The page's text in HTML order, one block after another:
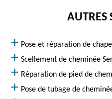
AUTRES
Pose et réparation de
Scellement de cheminée
Réparation de pied de
Pose de tubage de